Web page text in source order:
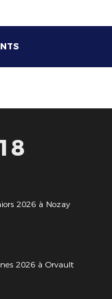
2026 à Nozay
2026 à Orvault